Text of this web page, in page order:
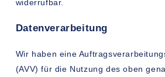
widerrufbar.
Datenverarbeitung
Wir haben eine
(AVV) für die Nutzung des oben